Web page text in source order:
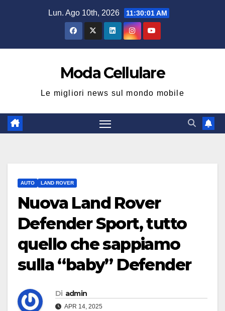
Lun. Ago 10th, 2026 11:30:02 AM
Moda Cellulare
Le migliori news sul mondo mobile
AUTO LAND ROVER
Nuova Land Rover
Defender Sport, tutto
quello che sappiamo
sulla “baby” Defender
Di admin
APR 14, 2025